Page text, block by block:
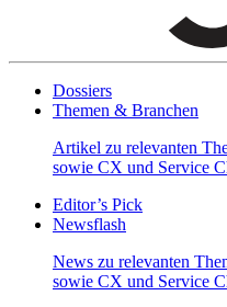
Dossiers
Themen & Branchen
Artikel zu relevanten
sowie CX und Service
Editor’s Pick
Newsflash
News zu relevanten
sowie CX und Service